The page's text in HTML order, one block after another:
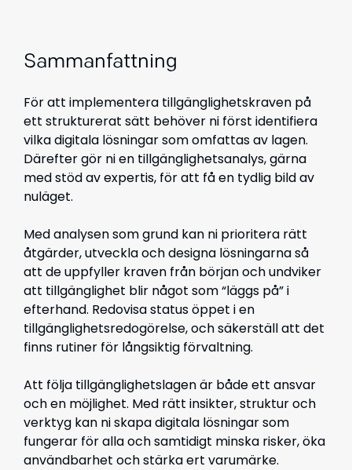
Sammanfattning
För att implementera tillgänglighetskraven på
ett strukturerat sätt behöver ni först identifiera
vilka digitala lösningar som omfattas av lagen.
Därefter gör ni en tillgänglighetsanalys, gärna
med stöd av expertis, för att få en tydlig bild av
nuläget.
Med analysen som grund kan ni prioritera rätt
åtgärder, utveckla och designa lösningarna så
att de uppfyller kraven från början och undviker
att tillgänglighet blir något som “läggs på” i
efterhand. Redovisa status öppet i en
tillgänglighetsredogörelse, och säkerställ att det
finns rutiner för långsiktig förvaltning.
Att följa tillgänglighetslagen är både ett ansvar
och en möjlighet. Med rätt insikter, struktur och
verktyg kan ni skapa digitala lösningar som
fungerar för alla och samtidigt minska risker, öka
användbarhet och stärka ert varumärke.